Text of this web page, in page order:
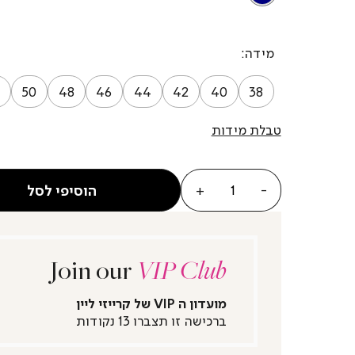
מידה
38
40
42
44
46
48
50
טבלת מידות
הוסיפי לסל
Join ourVIP Club
מועדון ה VIP של קרייזי ליין
ברכישה זו תצברו 13 נקודות